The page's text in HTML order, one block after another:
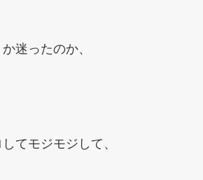
迷ったのか、
てモジモジして、